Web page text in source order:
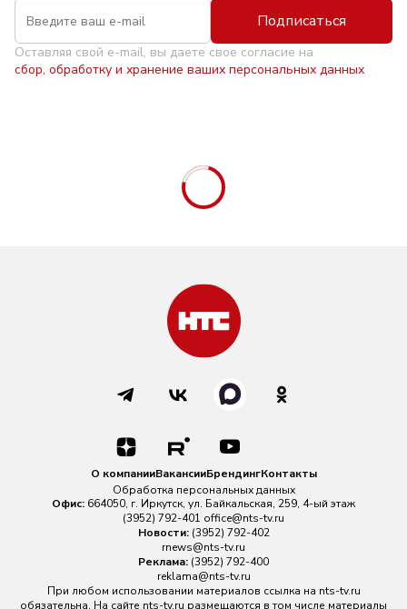
Подписаться
Оставляя свой e-mail, вы даете свое согласие на
сбор, обработку и хранение ваших персональных данных
О компанииВакансииБрендингКонтакты
Обработка персональных данных
Офис: 664050, г. Иркутск, ул. Байкальская, 259, 4-ый этаж
(3952) 792-401 office@nts-tv.ru
Новости: (3952) 792-402
rnews@nts-tv.ru
Реклама: (3952) 792-400
reklama@nts-tv.ru
При любом использовании материалов ссылка на nts-tv.ru
обязательна. На сайте nts-tv.ru размещаются в том числе материалы